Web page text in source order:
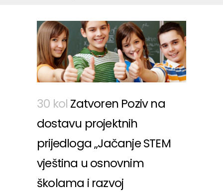
30 kol Zatvoren Poziv na
dostavu projektnih
prijedloga „Jačanje STEM
vještina u osnovnim
školama i razvoj